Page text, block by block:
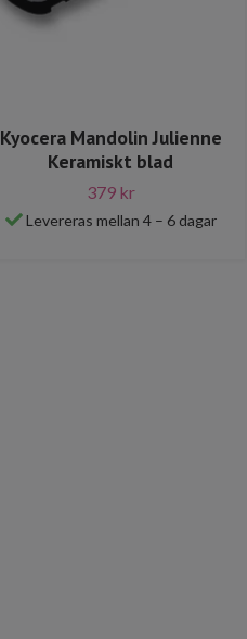
Kyocera Mandolin Julienne
Keramiskt blad
379 kr
Levereras mellan 4 – 6 dagar